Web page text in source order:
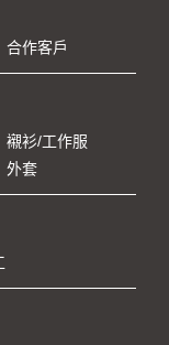
合作客戶
襯衫/工作服
外套